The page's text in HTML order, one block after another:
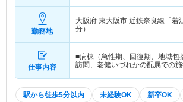
勤務地
大阪府 東大阪市 近鉄奈良線「若
分）
仕事内容
■病棟（急性期、回復期、地域包
訪問、老健いづれかの配属での
駅から徒歩5分以内 未経験OK 新卒OK